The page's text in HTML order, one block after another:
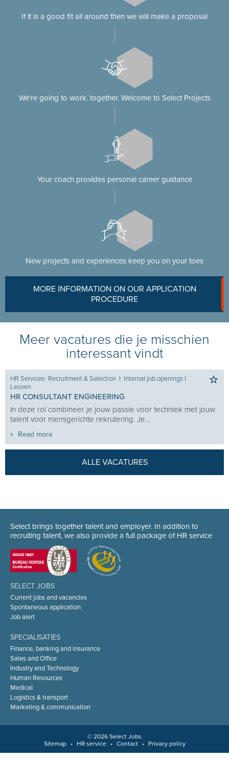
If it is a good fit all around then we will make a proposal
We're going to work. together. Welcome to Select Projects
Your coach provides personal career guidance
New projects and experiences keep you on your toes
MORE INFORMATION ON OUR APPLICATION
PROCEDURE
Meer vacatures die je misschien
interessant vindt
HR Services- Recruitment & Selection I Internal job openings I
Leuven
HR CONSULTANT ENGINEERING
In deze rol combineer je jouw passie voor techniek met jouw
talent voor mensgerichte rekrutering. Je...
Read more
ALLE VACATURES
Select brings together talent and employer. In addition to
recruiting talent, we also provide a full package of HR service
SELECT JOBS
Current jobs and vacancies
Spontaneous application
Job alert
SPECIALISATIES
Finance, banking and insurance
Sales and Office
Industry and Technology
Human Resources
Medical
Logistics & transport
Marketing & communication
© 2026 Select Jobs
Sitemap
• HR service • Contact • Privacy policy